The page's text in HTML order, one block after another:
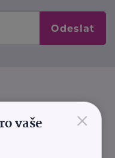
Odeslat
×
vaše